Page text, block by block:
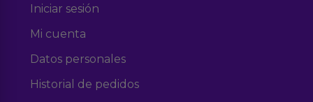
Iniciar sesión
Mi cuenta
Datos personales
Historial de pedidos